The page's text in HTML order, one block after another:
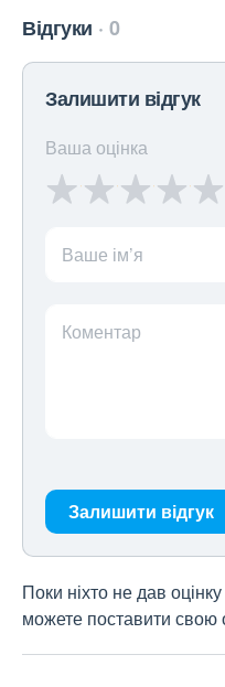
Відгуки 0
Залишити відгук
Ваша оцінка
Ваше ім’я
Коментар
Залишити відгук
Поки ніхто не дав
можете поставити свою